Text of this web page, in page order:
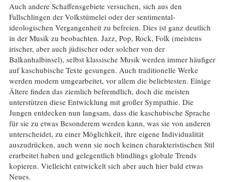
Auch andere Schaffensgebiete versuchen, sich aus den
Fallschlingen der Volkstümelei oder der sentimental-
ideologischen Vergangenheit zu befreien. Dies ist ganz deutlich
in der Musik zu beobachten. Jazz, Pop, Rock, Folk (meistens
irischer, aber auch jüdischer oder solcher von der
Balkanhalbinsel), selbst klassische Musik werden immer häufiger
auf kaschubische Texte gesungen. Auch traditionelle Werke
werden modern umgearbeitet, vor allem die beliebtesten. Einige
Ältere finden das ziemlich befremdlich, doch die meisten
unterstützen diese Entwicklung mit großer Sympathie. Die
Jungen entdecken nun langsam, dass die kaschubische Sprache
für sie zu etwas Besonderem werden kann, was sie von anderen
unterscheidet, zu einer Möglichkeit, ihre eigene Individualität
auszudrücken, auch wenn sie noch keinen charakteristischen Stil
erarbeitet haben und gelegentlich blindlings globale Trends
kopieren. Vielleicht entwickelt sich aber auch hier bald etwas
Neues.